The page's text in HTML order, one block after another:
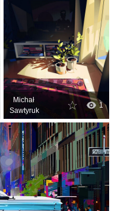
Michał
Sawtyruk
1